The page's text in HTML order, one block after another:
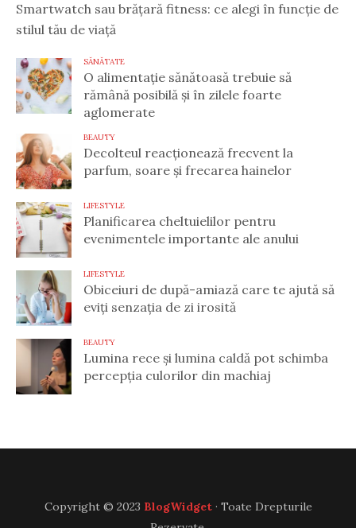
Smartwatch sau brățară fitness: ce alegi în funcție de
stilul tău de viață
SĂNĂTATE
O alimentație sănătoasă trebuie să
rămână posibilă și în zilele foarte
aglomerate
BEAUTY
Decolteul reacționează frecvent la
parfum, soare și frecarea hainelor
LIFESTYLE
Planificarea cheltuielilor pentru
evenimentele importante ale anului
LIFESTYLE
Obiceiuri de după-amiază care te ajută să
eviți senzația de zi irosită
BEAUTY
Lumina rece și lumina caldă pot schimba
percepția culorilor din machiaj
Copyright © 2023 BlogWidget· Toate Drepturile